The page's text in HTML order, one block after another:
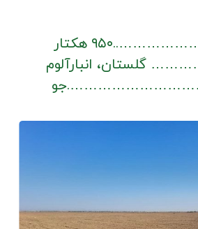
هکتار
گلستان، انبارآلوم